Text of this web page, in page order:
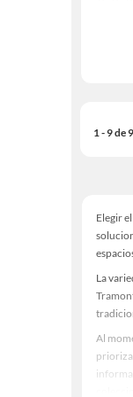
1 - 9 de
Elegir
La
Al